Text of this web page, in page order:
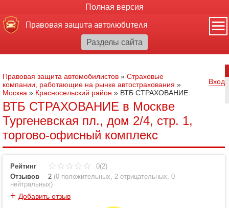
Полная версия
Правовая защита автолюбителя
Правовая защита автомобилистов » Страховые
компании, работающие на рынке автострахования »
Москва » Красносельский район » ВТБ СТРАХОВАНИЕ
Вход
ВТБ СТРАХОВАНИЕ в Москве
Тургеневская пл., дом 2/4, стр. 1,
торгово-офисный комплекс
Рейтинг
0(2)
Отзывов
2 (0 положительных, 2 отрицательных, 0
нейтральных)
+ Добавить отзыв